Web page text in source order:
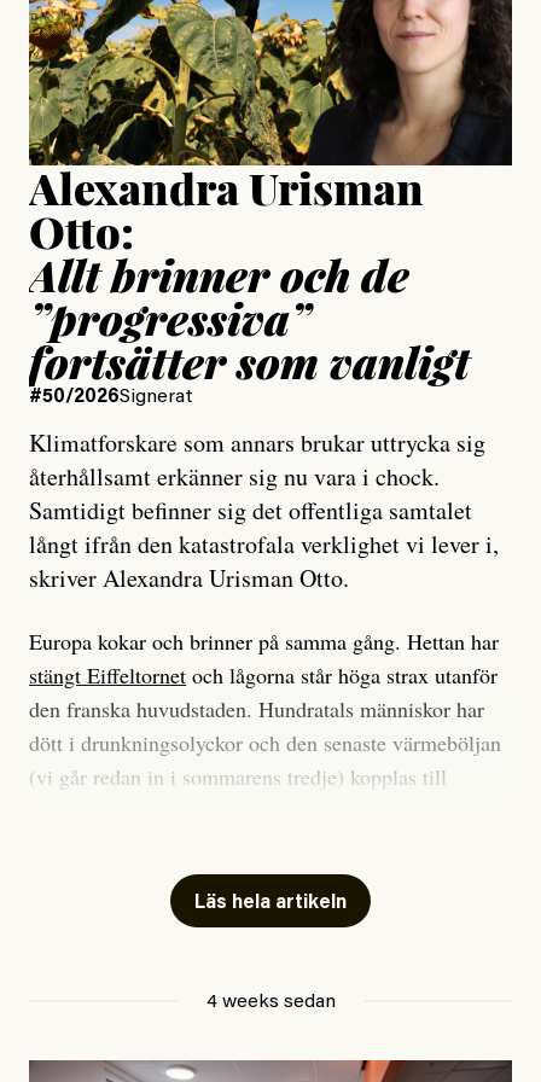
Jesper Lundby
Publicerad15 July, 2026
Uppdaterad15 July, 2026
Alexandra Urisman
Otto:
Allt brinner och de
”progressiva”
fortsätter som vanligt
#50/2026Signerat
Klimatforskare som annars brukar uttrycka sig
återhållsamt erkänner sig nu vara i chock.
Samtidigt befinner sig det offentliga samtalet
långt ifrån den katastrofala verklighet vi lever i,
skriver Alexandra Urisman Otto.
Europa kokar och brinner på samma gång. Hettan har
stängt Eiffeltornet och lågorna står höga strax utanför
den franska huvudstaden. Hundratals människor har
dött i drunkningsolyckor och den senaste värmeböljan
(vi går redan in i sommarens tredje) kopplas till
Har du också panik i hettan? Känns det som en
mardröm? Bra, allt annat vore fullständigt orimligt.
att han brukar vara ganska återhållsam när han
september 2023, när de globala temperaturerna för
Läs hela artikeln
4 weeks sedan